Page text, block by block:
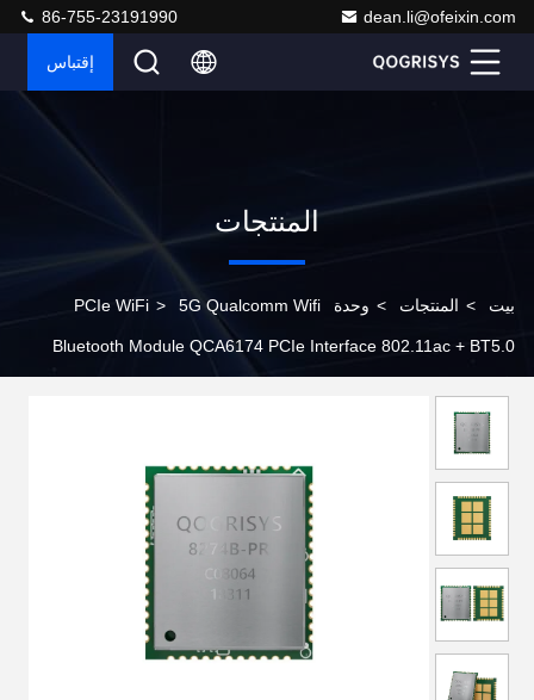
dean.li@ofeixin.com
86-755-23191990
إقتباس
المنتجات
بيت > المنتجات > وحدة PCIe WiFi > 5G Qualcomm Wifi
Bluetooth Module QCA6174 PCIe Interface 802.11ac + BT5.0